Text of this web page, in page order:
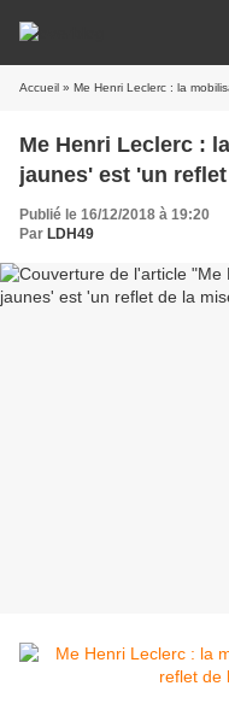
Accueil » Me Henri Leclerc : la
Me Henri Leclerc :
jaunes' est 'un
Publié le 16/12/2018 à 19:20
Par LDH49